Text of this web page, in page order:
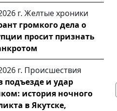
г. Желтые хроники
громкого дела о
просит признать
г. Происшествия
подъезде и удар
история ночного
в Якутске,